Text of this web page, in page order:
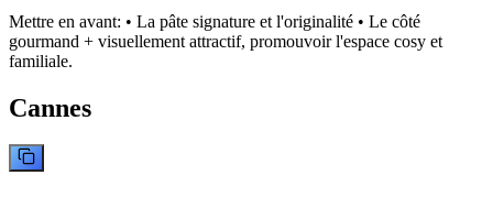
Mettre en avant: • La pâte signature et l'originalité • Le côté
gourmand + visuellement attractif, promouvoir l'espace cosy et
familiale.
Cannes